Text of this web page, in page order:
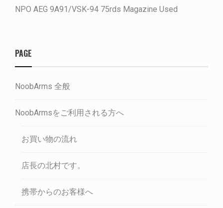
NPO AEG 9A91/VSK-94 75rds Magazine Used
PAGE
NoobArms 全般
NoobArmsをご利用される方へ
お買い物の流れ
店長の北村です。
携帯からのお客様へ